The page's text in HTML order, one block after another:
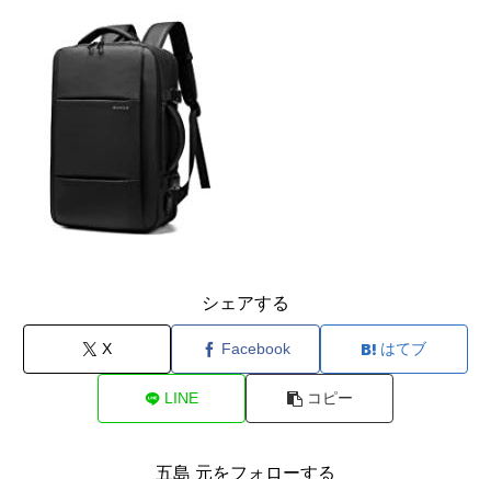
シェアする
X Facebook はてブ
LINE コピー
五島 元をフォローする